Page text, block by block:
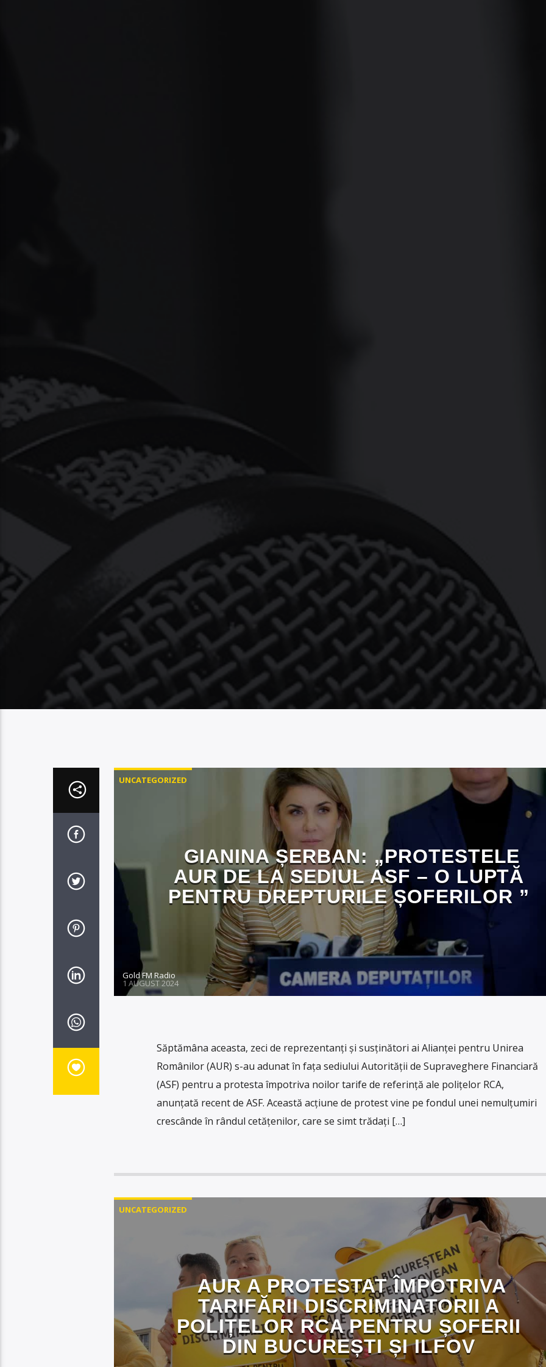
UNCATEGORIZED
GIANINA ȘERBAN: „PROTESTELE
AUR DE LA SEDIUL ASF – O LUPTĂ
PENTRU DREPTURILE ȘOFERILOR ”
Gold FM Radio
1 AUGUST 2024
Săptămâna aceasta, zeci de reprezentanți și susținători ai Alianței pentru Unirea
Românilor (AUR) s-au adunat în fața sediului Autorității de Supraveghere Financiară
(ASF) pentru a protesta împotriva noilor tarife de referință ale polițelor RCA,
anunțată recent de ASF. Această acțiune de protest vine pe fondul unei nemulțumiri
crescânde în rândul cetățenilor, care se simt trădați […]
UNCATEGORIZED
AUR A PROTESTAT ÎMPOTRIVA
TARIFĂRII DISCRIMINATORII A
POLIȚELOR RCA PENTRU ȘOFERII
DIN BUCUREȘTI ȘI ILFOV